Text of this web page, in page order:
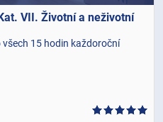
VII. Životní a neživotní
15 hodin každoroční